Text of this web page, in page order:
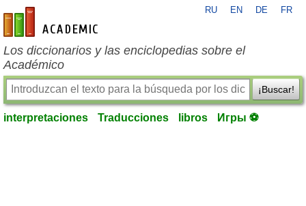
es-academic.com
RU EN DE FR
Los diccionarios y las enciclopedias sobre el
Académico
¡Buscar!
interpretaciones Traducciones libros Игры ⚽